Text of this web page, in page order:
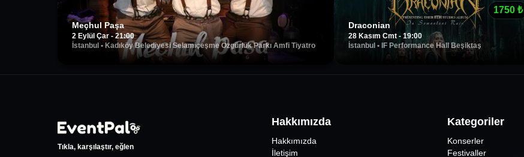
Meçhul Paşa
2 Eylül Çar - 21:00
İstanbul • Kadıköy Belediyesi Selamiçeşme Özgürlük Parkı Amfi Tiyatro
1750 ₺
Draconian
28 Kasım Cmt - 19:00
İstanbul • IF Performance Hall Beşiktaş
Tıkla, karşılaştır, eğlen
Hakkımızda
Hakkımızda
İletişim
Kategoriler
Konserler
Festivaller